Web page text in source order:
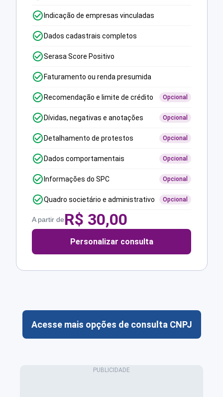
Indicação de empresas vinculadas
Dados cadastrais completos
Serasa Score Positivo
Faturamento ou renda presumida
Recomendação e limite de crédito Opcional
Dívidas, negativas e anotações Opcional
Detalhamento de protestos Opcional
Dados comportamentais Opcional
Informações do SPC Opcional
Quadro societário e administrativo Opcional
A partir deR$ 30,00
Personalizar consulta
Acesse mais opções de consulta CNPJ